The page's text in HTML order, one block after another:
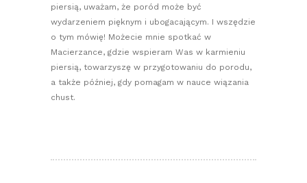
piersią, uważam, że poród może być
wydarzeniem pięknym i ubogacającym. I wszędzie
o tym mówię! Możecie mnie spotkać w
Macierzance, gdzie wspieram Was w karmieniu
piersią, towarzyszę w przygotowaniu do porodu,
a także później, gdy pomagam w nauce wiązania
chust.